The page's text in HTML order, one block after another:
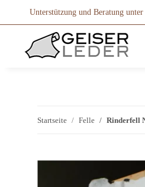
Unterstützung und Beratung unter
Startseite Felle Rinderfell